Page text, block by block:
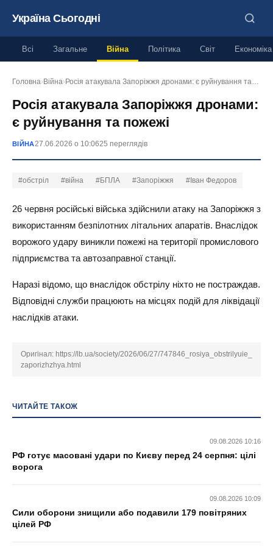
Україна Сьогодні
Всі Загальне Війна Політика Світ Економіка
Головна› Війна› Росія атакувала Запоріжжя дронами: є руйнування та…
Росія атакувала Запоріжжя дронами:
є руйнування та пожежі
ВІЙНА27.06.2026 о 10:0625 переглядів
#обстріл #війна #БПЛА #Запоріжжя #Іван Федоров
26 червня російські війська здійснили атаку на Запоріжжя з
використанням безпілотних літальних апаратів. Внаслідок
ворожого удару виникли пожежі на території промислового
підприємства та автозаправної станції.
Наразі відомо, що внаслідок обстрілу ніхто не постраждав.
Відповідні служби працюють на місцях подій для ліквідації
наслідків атаки.
Оригінал: https://lb.ua/society/2026/06/27/747846_rosiya_obstrilyuie_
zaporizhzhya.html
ЧИТАЙТЕ ТАКОЖ
09.08.2026 10:16
РФ готує масовані удари по Києву перед 24 серпня: цілі
ворога
09.08.2026 10:09
Сили оборони знищили або подавили 179 повітряних
цілей РФ